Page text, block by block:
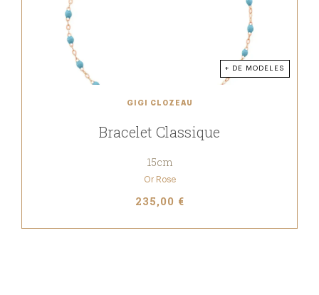
+ DE MODÈLES
GIGI CLOZEAU
Bracelet Classique
15cm
Or Rose
235,00 €